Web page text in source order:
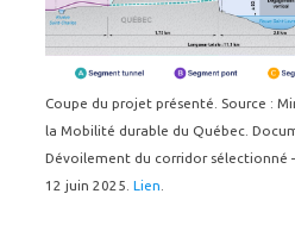
Coupe du projet présenté. Source :
la Mobilité durable du Québec.
Dévoilement du corridor sélectionné
12 juin 2025. Lien